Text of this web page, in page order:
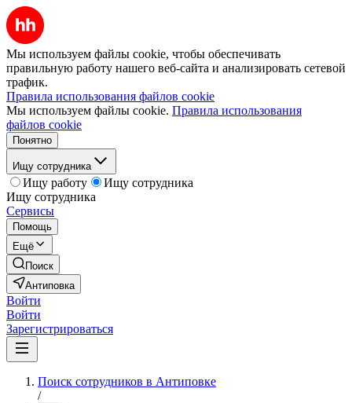
Мы используем файлы cookie, чтобы обеспечивать
правильную работу нашего веб-сайта и анализировать сетевой
трафик.
Правила использования файлов cookie
Мы используем файлы cookie. Правила использования
файлов cookie
Понятно
Ищу сотрудника
Ищу работу
Ищу сотрудника
Ищу сотрудника
Сервисы
Помощь
Ещё
Поиск
Антиповка
Войти
Войти
Зарегистрироваться
Поиск сотрудников в Антиповке
/